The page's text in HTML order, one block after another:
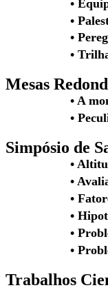
•
•
•
•
Mesas
• A
•
Simpósio de
•
•
•
•
•
•
Trabalhos